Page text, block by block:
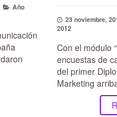
Año
23 noviembre,
2012
Con el módulo
encuestas de
del primer
Marketing